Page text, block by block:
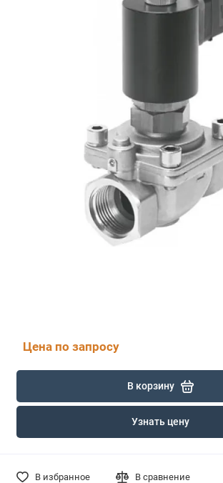
Цена по запросу
В корзину
Узнать цену
В избранное В сравнение